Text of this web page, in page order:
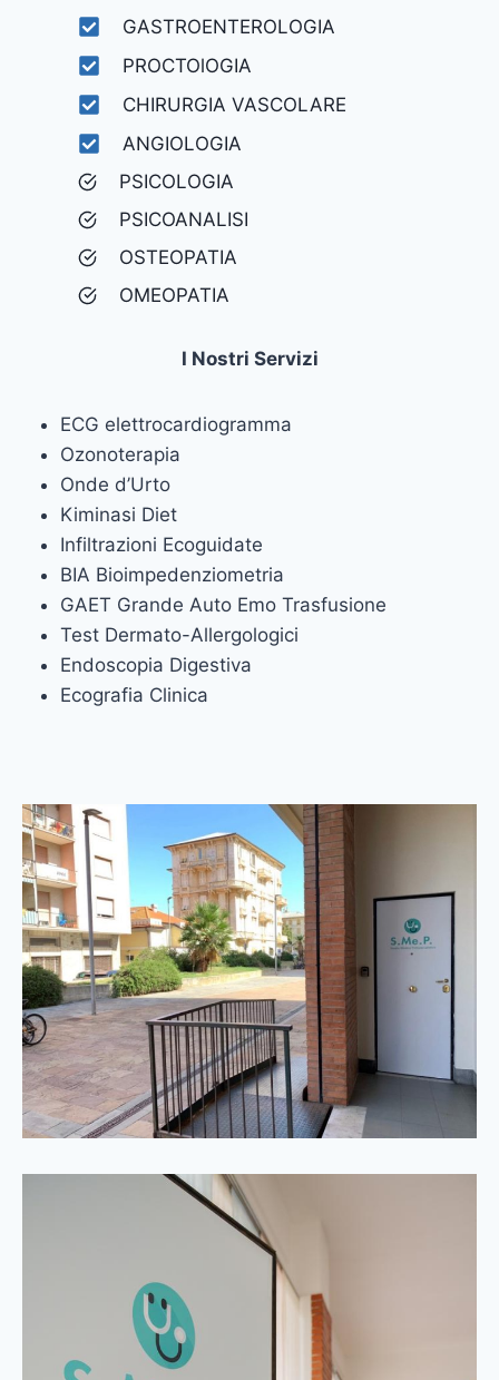
GASTROENTEROLOGIA
PROCTOlOGIA
CHIRURGIA VASCOLARE
ANGIOLOGIA
PSICOLOGIA
PSICOANALISI
OSTEOPATIA
OMEOPATIA
I Nostri Servizi
ECG elettrocardiogramma
Ozonoterapia
Onde d’Urto
Kiminasi Diet
Infiltrazioni Ecoguidate
BIA Bioimpedenziometria
GAET Grande Auto Emo Trasfusione
Test Dermato-Allergologici
Endoscopia Digestiva
Ecografia Clinica